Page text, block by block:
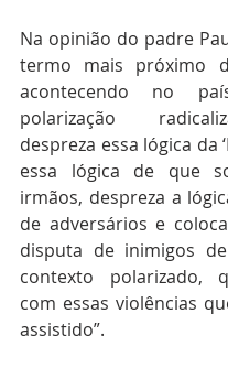
Na opinião do padre
termo mais próximo
acontecendo no
polarização
despreza essa lógica da
essa lógica de que
irmãos, despreza a
de adversários e
disputa de inimigos
contexto polarizado,
com essas violências
assistido”.